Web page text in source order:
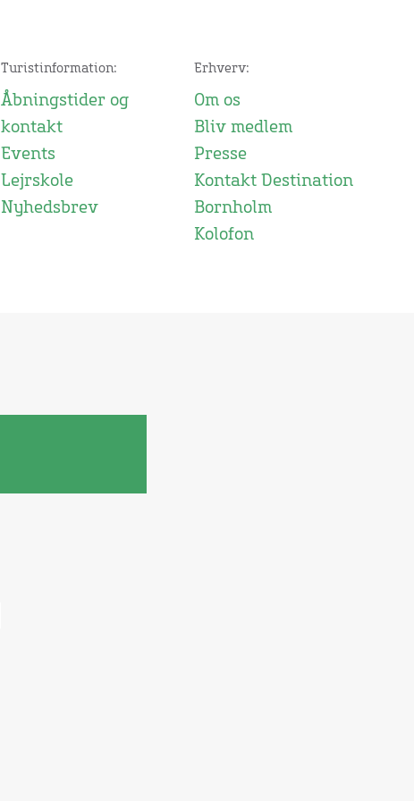
Turistinformation:
Åbningstider og
kontakt
Events
Lejrskole
Nyhedsbrev
Erhverv:
Om os
Bliv medlem
Presse
Kontakt Destination
Bornholm
Kolofon